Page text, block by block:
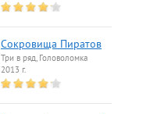
Сокровища Пиратов
Три в ряд, Головоломка
2013 г.